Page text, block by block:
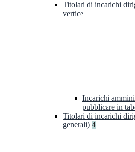
Titolari di incarichi
vertice
Incarichi
pubblicare in
Titolari di incarichi
generali) 4